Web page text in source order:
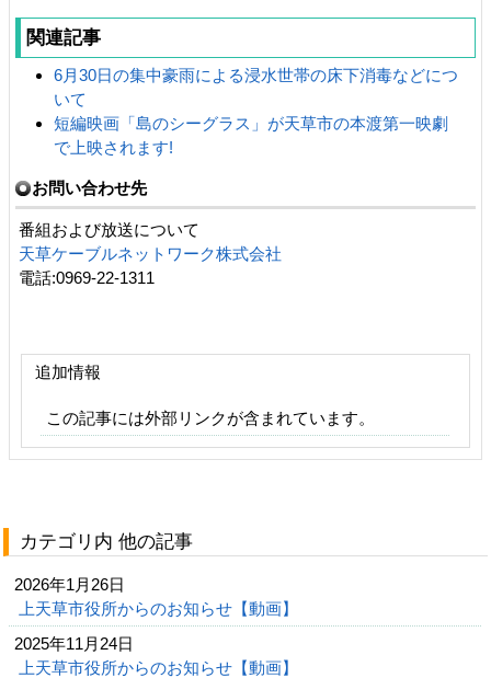
関連記事
6月30日の集中豪雨による浸水世帯の床下消毒などにつ
いて
短編映画「島のシーグラス」が天草市の本渡第一映劇
で上映されます!
お問い合わせ先
番組および放送について
天草ケーブルネットワーク株式会社
電話:0969-22-1311
追加情報
この記事には外部リンクが含まれています。
カテゴリ内 他の記事
2026年1月26日
上天草市役所からのお知らせ【動画】
2025年11月24日
上天草市役所からのお知らせ【動画】